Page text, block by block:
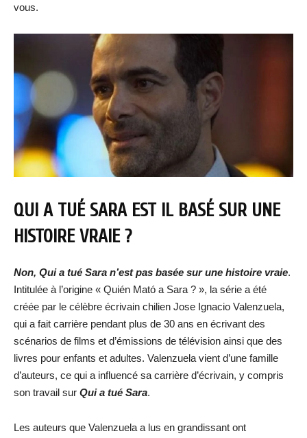
vous.
QUI A TUÉ SARA EST IL BASÉ SUR UNE
HISTOIRE VRAIE ?
Non, Qui a tué Sara n’est pas basée sur une histoire vraie.
Intitulée à l’origine « Quién Mató a Sara ? », la série a été
créée par le célèbre écrivain chilien Jose Ignacio Valenzuela,
qui a fait carrière pendant plus de 30 ans en écrivant des
scénarios de films et d’émissions de télévision ainsi que des
livres pour enfants et adultes. Valenzuela vient d’une famille
d’auteurs, ce qui a influencé sa carrière d’écrivain, y compris
son travail sur Qui a tué Sara.
Les auteurs que Valenzuela a lus en grandissant ont